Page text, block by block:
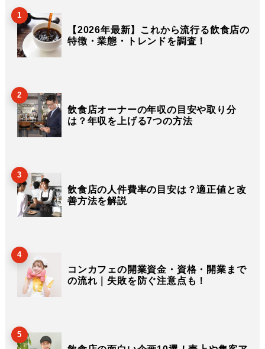
1
【2026年最新】これから流行る飲食店の
特徴・業態・トレンドを調査！
2
飲食店オーナーの年収の目安や取り分
は？年収を上げる7つの方法
3
飲食店の人件費率の目安は？適正値と改
善方法を解説
4
コンカフェの開業資金・資格・開業まで
の流れ｜失敗を防ぐ注意点も！
5